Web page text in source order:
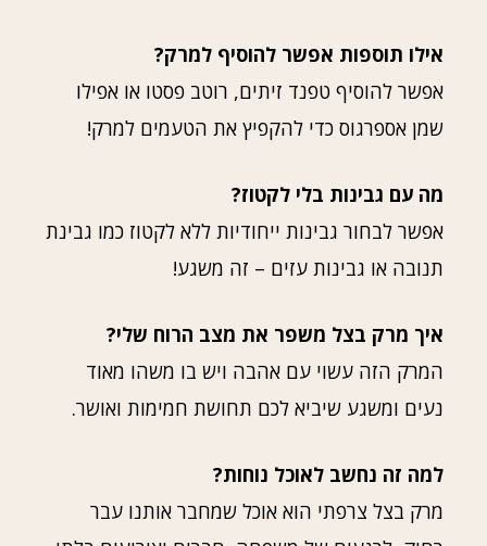
אילו תוספות אפשר להוסיף למרק?
אפשר להוסיף טפנד זיתים, רוטב פסטו או אפילו
שמן אספרגוס כדי להקפיץ את הטעמים למרק!
מה עם גבינות בלי לקטוז?
אפשר לבחור גבינות ייחודיות ללא לקטוז כמו גבינת
תנובה או גבינות עזים – זה משגע!
איך מרק בצל משפר את מצב הרוח שלי?
המרק הזה עשוי עם אהבה ויש בו משהו מאוד
נעים ומשגע שיביא לכם תחושת חמימות ואושר.
למה זה נחשב לאוכל נוחות?
מרק בצל צרפתי הוא אוכל שמחבר אותנו עבר